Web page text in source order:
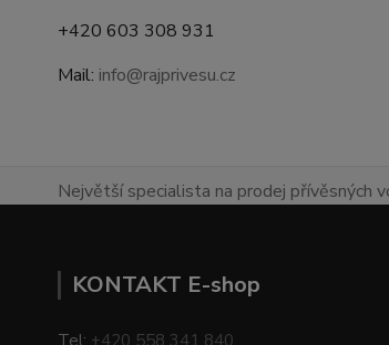
+420 603 308 931
Mail: info@rajprivesu.cz
Největší specialista na prodej přívěsných
KONTAKT E-shop
Tel: +420 558 341 840